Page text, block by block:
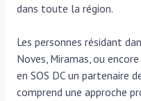
dans toute la région.
Les personnes résidant
Noves, Miramas, ou
en SOS DC un partenaire
comprend une approche